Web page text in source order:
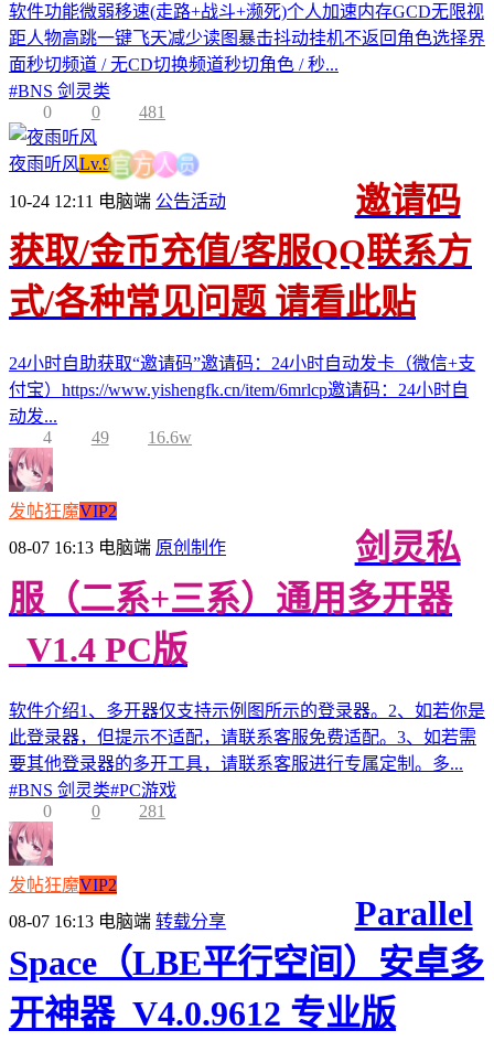
软件功能微弱移速(走路+战斗+濒死)个人加速内存GCD无限视
距人物高跳一键飞天减少读图暴击抖动挂机不返回角色选择界
面秒切频道 / 无CD切换频道秒切角色 / 秒...
#BNS 剑灵类
0
0 481
夜雨听风Lv.9官 方 人员
10-24 12:11 电脑端 公告活动
邀请码
获取/金币充值/客服QQ联系方
式/各种常见问题 请看此贴
24小时自助获取“邀请码”邀请码：24小时自动发卡（微信+支
付宝）https://www.yishengfk.cn/item/6mrlcp邀请码：24小时自
动发...
4
49 16.6w
发帖狂魔VIP2
08-07 16:13 电脑端 原创制作
剑灵私
服（二系+三系）通用多开器
_V1.4 PC版
软件介绍1、多开器仅支持示例图所示的登录器。2、如若你是
此登录器，但提示不适配，请联系客服免费适配。3、如若需
要其他登录器的多开工具，请联系客服进行专属定制。多...
#BNS 剑灵类#PC游戏
0
0 281
发帖狂魔VIP2
08-07 16:13 电脑端 转载分享
Parallel
Space（LBE平行空间）安卓多
开神器_V4.0.9612 专业版